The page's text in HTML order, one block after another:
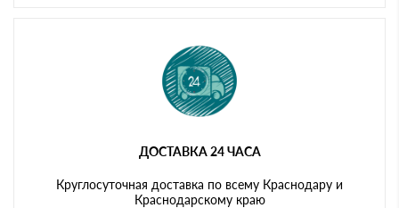
ДОСТАВКА 24 ЧАСА
Круглосуточная доставка по всему Краснодару и
Краснодарскому краю